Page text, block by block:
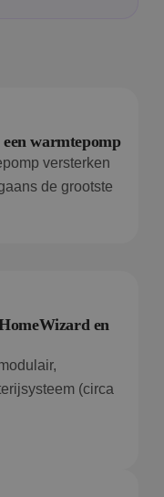
warmtepomp
versterken
de grootste
en
(circa
gebruikt
Vervaldatum